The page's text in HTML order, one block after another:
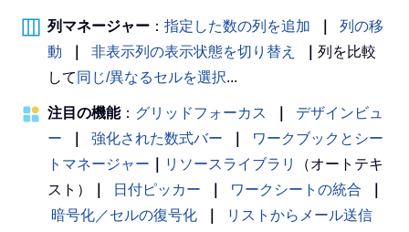
列マネージャー ： 指定した数の列を追加
列の移
動
非表示列の表示状態を切り替え
列を比較
して 同じ/異なるセルを選択...
注目の機能： グリッドフォーカス
デザインビュ
ー
強化された数式バー
ワークブックとシー
トマネージャー
リソースライブラリ
（オートテキ
スト）
日付ピッカー ワークシートの統合
暗号化／セルの復号化
リストからメール送信